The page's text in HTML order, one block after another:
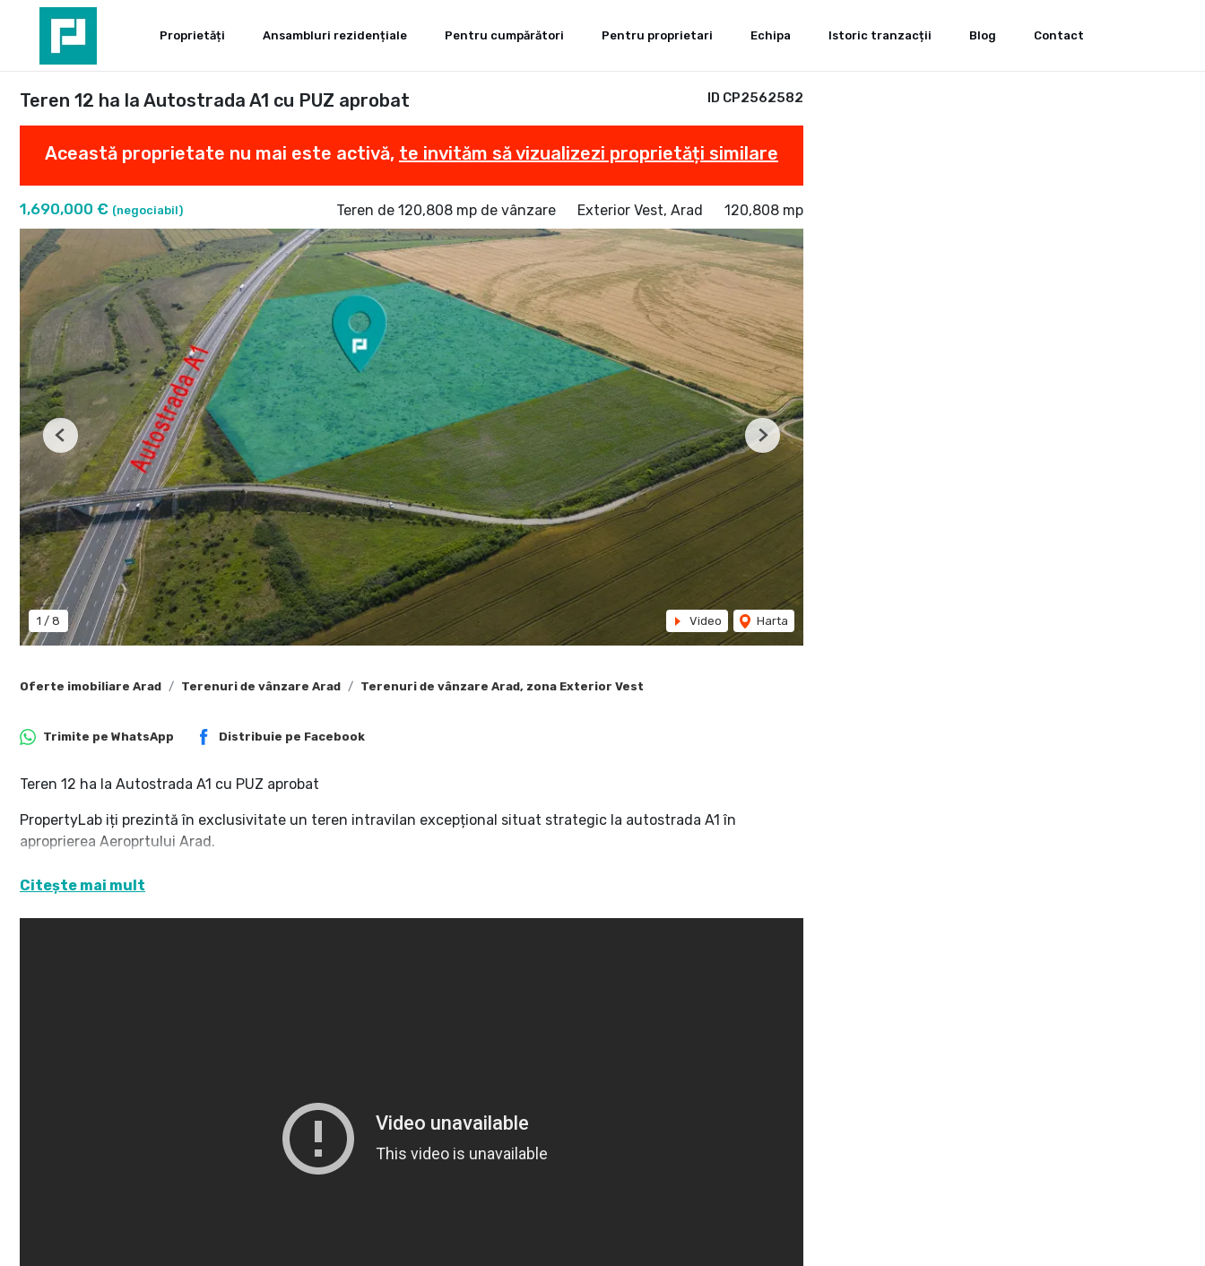
Proprietăți Ansambluri rezidențiale Pentru cumpărători Pentru proprietari Echipa Istoric tranzacții Blog Contact
ID CP2562582
Teren 12 ha la Autostrada A1 cu PUZ aprobat
Această proprietate nu mai este activă, te invităm să vizualizezi proprietăți similare
1,690,000 € (negociabil) Teren de 120,808 mp de vânzare Exterior Vest, Arad 120,808 mp
1 / 8 Video Harta
Previous Next
Oferte imobiliare Arad Terenuri de vânzare Arad Terenuri de vânzare Arad, zona Exterior Vest
Trimite pe WhatsApp Distribuie pe Facebook
Teren 12 ha la Autostrada A1 cu PUZ aprobat
PropertyLab iți prezintă în exclusivitate un teren intravilan excepțional situat strategic la autostrada A1 în
aproprierea Aeroprtului Arad.
Caracteristici teren: suprafață totală 120 808 mp
- Locație premium, asigurând vizibilitate și accesibilitate maximă;
- Ideal pentru stație alimentare carburant, hotel, parcări, spălătorie auto;
- trafic auto intens aproape de cel mai important punct vamal din țară spre vest - Nădlac.
Citește mai mult